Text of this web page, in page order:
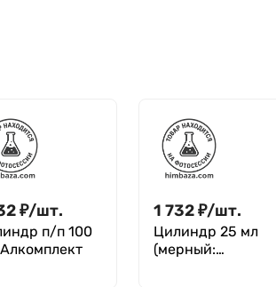
₽/шт.
п/п 100
1 732₽/шт.
Цилиндр 25 мл
(мерный: